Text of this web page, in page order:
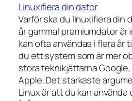
Linuxifiera din dator
Varför ska du linuxifiera din
år gammal premiumdator är
kan ofta användas i flera år
du ett system som är mer
stora teknikjättarna
Apple. Det starkaste
Linux är att du kan använda